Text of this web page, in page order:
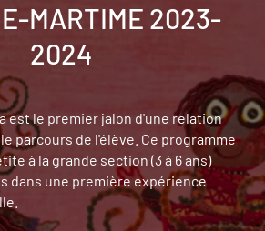
MARTIME 2023-
2024
est le premier jalon d'une relation
parcours de l'élève. Ce programme
à la grande section (3 à 6 ans)
dans une première expérience